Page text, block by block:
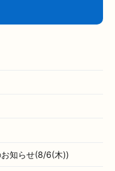
知らせ(8/6(木))